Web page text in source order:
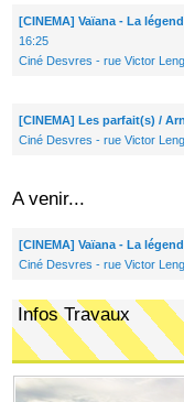
[CINEMA] Vaïana - La
16:25
Ciné Desvres - rue Victor
[CINEMA] Les parfait(s) /
Ciné Desvres - rue Victor
A venir...
[CINEMA] Vaïana - La
Ciné Desvres - rue Victor
Infos Travaux